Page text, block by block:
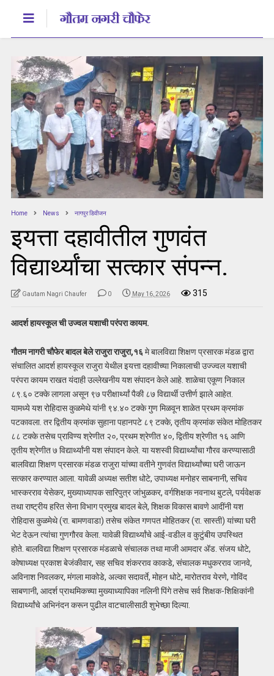
Home News नागपुर डिवीजन
इयत्ता दहावीतील गुणवंत
विद्यार्थ्यांचा सत्कार संपन्न.
Gautam Nagri Chaufer 0 May 16, 2026 315
आदर्श हायस्कूल ची उज्वल यशाची परंपरा कायम.
गौतम नागरी चौफेर बादल बेले राजुरा राजुरा,१६ मे बालविद्या शिक्षण प्रसारक मंडळ द्वारा
संचालित आदर्श हायस्कूल राजुरा येथील इयत्ता दहावीच्या निकालाची उज्ज्वल यशाची
परंपरा कायम राखत यंदाही उल्लेखनीय यश संपादन केले आहे. शाळेचा एकूण निकाल
८९.६० टक्के लागला असून ९७ परीक्षार्थ्यां पैकी ८७ विद्यार्थी उत्तीर्ण झाले आहेत.
यामध्ये यश रोहिदास कुळमेथे यांनी ९४.४० टक्के गुण मिळवून शाळेत प्रथम क्रमांक
पटकावला. तर द्वितीय क्रमांक सुहाना पहानपटे ८९ टक्के, तृतीय क्रमांक संकेत मोहितकर
८८ टक्के तसेच प्राविण्य श्रेणीत २०, प्रथम श्रेणीत ४०, द्वितीय श्रेणीत १६ आणि
तृतीय श्रेणीत ७ विद्यार्थ्यांनी यश संपादन केले. या यशस्वी विद्यार्थ्यांचा गौरव करण्यासाठी
बालविद्या शिक्षण प्रसारक मंडळ राजुरा यांच्या वतीने गुणवंत विद्यार्थ्यांच्या घरी जाऊन
सत्कार करण्यात आला. यावेळी अध्यक्ष सतीश धोटे, उपाध्यक्ष मनोहर साबनानी, सचिव
भास्करराव येसेकर, मुख्याध्यापक सारिपुत्र जांभुळकर, वर्गशिक्षक नवनाथ बुटले, पर्यवेक्षक
तथा राष्ट्रीय हरित सेना विभाग प्रमुख बादल बेले, शिक्षक विकास बावणे आदींनी यश
रोहिदास कुळमेथे (रा. बामणवाडा) तसेच संकेत गणपत मोहितकर (रा. सास्ती) यांच्या घरी
भेट देऊन त्यांचा गुणगौरव केला. यावेळी विद्यार्थ्यांचे आई-वडील व कुटुंबीय उपस्थित
होते. बालविद्या शिक्षण प्रसारक मंडळाचे संचालक तथा माजी आमदार ॲड. संजय धोटे,
कोषाध्यक्ष प्रकाश बेजंकीवार, सह सचिव शंकरराव काकडे, संचालक मधुकरराव जानवे,
अविनाश निवलकर, मंगला माकोडे, अल्का सदावर्ते, मोहन धोटे, मारोतराव येरणे, गोविंद
साबणानी, आदर्श प्राथमिकच्या मुख्याध्यापिका नलिनी पिंगे तसेच सर्व शिक्षक-शिक्षिकांनी
विद्यार्थ्यांचे अभिनंदन करून पुढील वाटचालीसाठी शुभेच्छा दिल्या.